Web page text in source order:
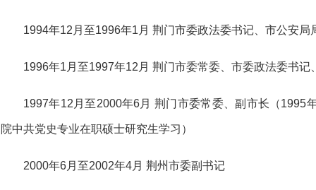
1994年12月至1996年1月 荆门市委政法委书记、市公安局
1996年1月至1997年12月 荆门市委常委、市委政法委书记
1997年12月至2000年6月 荆门市委常委、副市长（1995
院中共党史专业在职硕士研究生学习）
2000年6月至2002年4月 荆州市委副书记